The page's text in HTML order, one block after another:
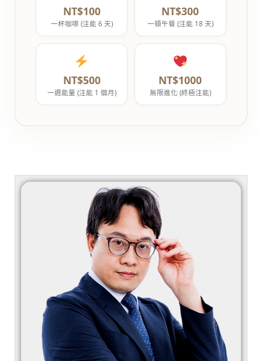
NT$100
一杯咖啡 (注能 6 天)
NT$300
一頓午餐 (注能 18 天)
NT$500
一週能量 (注能 1 個月)
NT$1000
無限進化 (終極注能)